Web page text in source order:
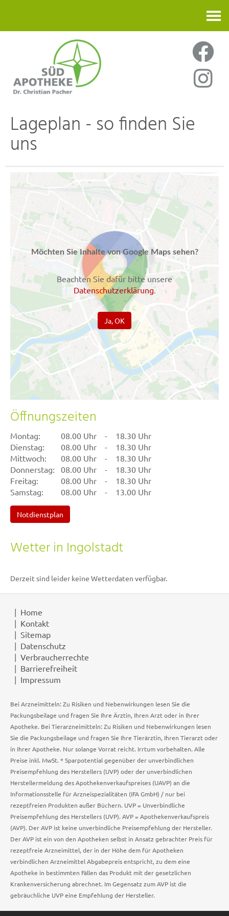
Lageplan - so finden Sie
uns
Möchten Sie Inhalte von Google Maps sehen?
Beachten Sie dafür bitte unsere
Datenschutzerklärung.
Ja, OK
Öffnungszeiten
Montag: 08.00 Uhr -
18.30 Uhr
Dienstag:
08.00 Uhr -
18.30 Uhr
Mittwoch:
08.00 Uhr -
18.30 Uhr
Donnerstag: 08.00 Uhr -
18.30 Uhr
Freitag:
08.00 Uhr -
18.30 Uhr
Samstag:
08.00 Uhr - 13.00 Uhr
Notdienstplan
Wetter in Ingolstadt
Derzeit sind leider keine Wetterdaten verfügbar.
Home
Kontakt
Sitemap
Datenschutz
Verbraucherrechte
Barrierefreiheit
Impressum
Bei Arzneimitteln: Zu Risiken und Nebenwirkungen lesen Sie die
Packungsbeilage und fragen Sie Ihre Ärztin, Ihren Arzt oder in Ihrer
Apotheke. Bei Tierarzneimitteln: Zu Risiken und Nebenwirkungen lesen
Sie die Packungsbeilage und fragen Sie Ihre Tierärztin, Ihren Tierarzt oder
in Ihrer Apotheke. Nur solange Vorrat reicht. Irrtum vorbehalten. Alle
Preise inkl. MwSt. * Sparpotential gegenüber der unverbindlichen
Preisempfehlung des Herstellers (UVP) oder der unverbindlichen
Herstellermeldung des Apothekenverkaufspreises (UAVP) an die
Informationsstelle für Arzneispezialitäten (IFA GmbH) / nur bei
rezeptfreien Produkten außer Büchern. UVP = Unverbindliche
Preisempfehlung des Herstellers (UVP). AVP = Apothekenverkaufspreis
(AVP). Der AVP ist keine unverbindliche Preisempfehlung der Hersteller.
Der AVP ist ein von den Apotheken selbst in Ansatz gebrachter Preis für
rezeptfreie Arzneimittel, der in der Höhe dem für Apotheken
verbindlichen Arzneimittel Abgabepreis entspricht, zu dem eine
Apotheke in bestimmten Fällen das Produkt mit der gesetzlichen
Krankenversicherung abrechnet. Im Gegensatz zum AVP ist die
gebräuchliche UVP eine Empfehlung der Hersteller.